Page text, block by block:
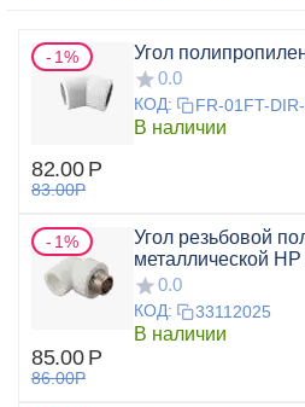
1%
Угол
0.0
КОД: FR-01FT-
В наличии
82.00 Р
83.00Р
1%
Угол резьбовой
металлической
0.0
КОД: 33112025
В наличии
85.00 Р
86.00Р